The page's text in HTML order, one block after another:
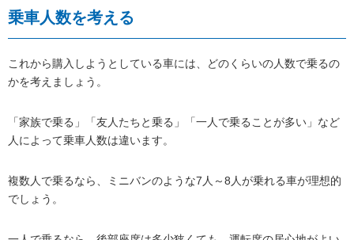
乗車人数を考える
これから購入しようとしている車には、どのくらいの人数で乗るの
かを考えましょう。
「家族で乗る」「友人たちと乗る」「一人で乗ることが多い」など
人によって乗車人数は違います。
複数人で乗るなら、ミニバンのような7人～8人が乗れる車が理想的
でしょう。